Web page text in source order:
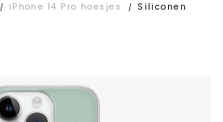
/ iPhone 14 Pro hoesjes /
Siliconen